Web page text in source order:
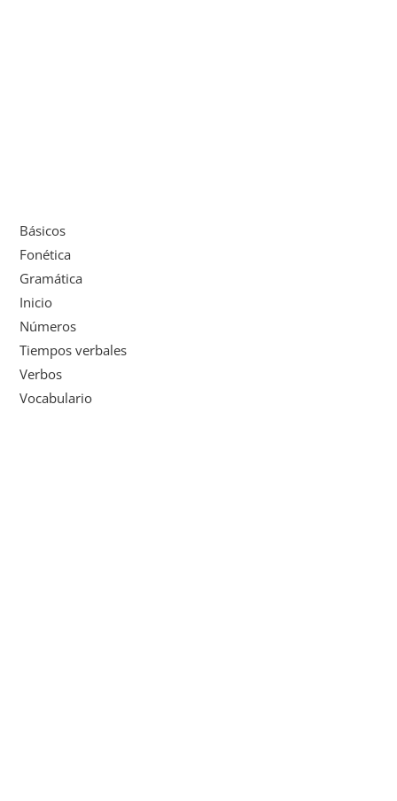
Básicos
Fonética
Gramática
Inicio
Números
Tiempos verbales
Verbos
Vocabulario